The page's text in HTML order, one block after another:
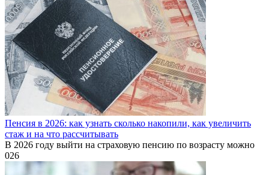
Пенсия в 2026: как узнать сколько накопили, как увеличить
стаж и на что рассчитывать
В 2026 году выйти на страховую пенсию по возрасту можно
026